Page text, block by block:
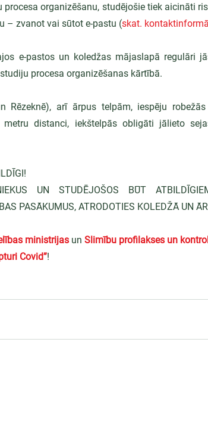
organizēšanu, studējošie tiek aicināti
– zvanot vai sūtot e-pastu (skat.
e-pastos un koledžas mājaslapā regulāri
procesa organizēšanas kārtībā.
Rēzeknē), arī ārpus telpām, iespēju
distanci, iekštelpās obligāti jālieto
UN STUDĒJOŠOS BŪT
PASĀKUMUS, ATRODOTIES KOLEDŽĀ UN
ministrijas un Slimību profilakses un
Covid”!